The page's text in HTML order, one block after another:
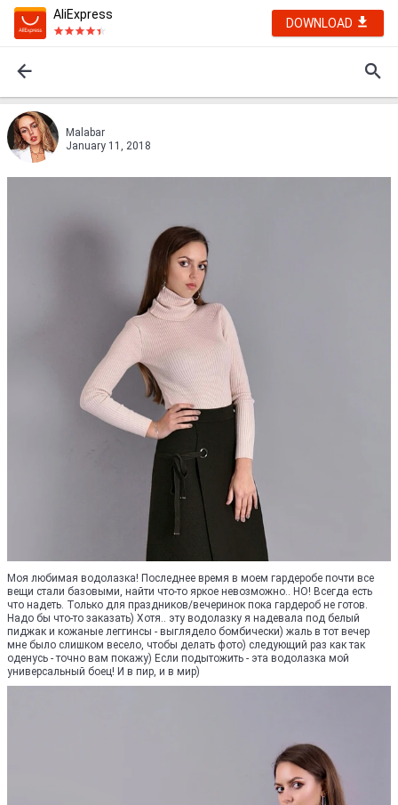
AliExpress
DOWNLOAD
Malabar
January 11, 2018
Моя любимая водолазка! Последнее время в моем гардеробе почти все
вещи стали базовыми, найти что-то яркое невозможно.. НО! Всегда есть
что надеть. Только для праздников/вечеринок пока гардероб не готов.
Надо бы что-то заказать) Хотя.. эту водолазку я надевала под белый
пиджак и кожаные леггинсы - выглядело бомбически) жаль в тот вечер
мне было слишком весело, чтобы делать фото) следующий раз как так
оденусь - точно вам покажу) Если подытожить - эта водолазка мой
универсальный боец! И в пир, и в мир)